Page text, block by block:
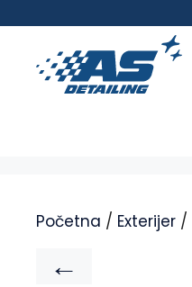
Početna / Exterijer /
←